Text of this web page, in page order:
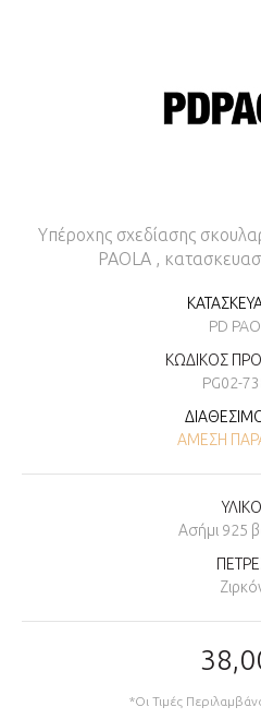
Υπέροχης σχεδίασης
PAOLA ,
PD
ΚΩΔΙΚΌΣ
PG02-
ΆΜΕΣΗ
ΥΛΙΚΟ
Ασήμι 925
*Οι Τιμές